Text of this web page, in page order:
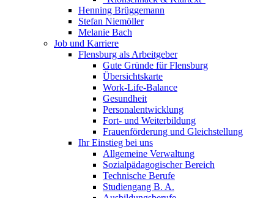
Henning Brüggemann
Stefan Niemöller
Melanie Bach
Job und Karriere
Flensburg als Arbeitgeber
Gute Gründe für Flensburg
Übersichtskarte
Work-Life-Balance
Gesundheit
Personalentwicklung
Fort- und Weiterbildung
Frauenförderung und Gleichstellung
Ihr Einstieg bei uns
Allgemeine Verwaltung
Sozialpädagogischer Bereich
Technische Berufe
Studiengang B. A.